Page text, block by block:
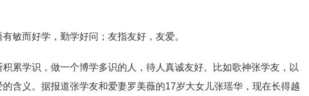
敏而好学，勤学好问；友指友好，友爱。
累学识，做一个博学多识的人，待人真诚友好。比如歌神张学友，以
含义。据报道张学友和爱妻罗美薇的17岁大女儿张瑶华，现在长得越